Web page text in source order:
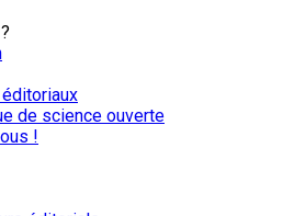
de science ouverte
!